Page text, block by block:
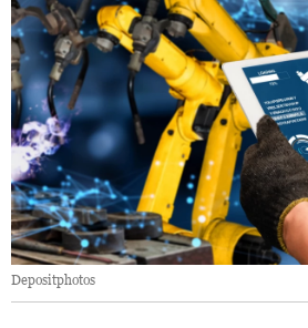
Depositphotos